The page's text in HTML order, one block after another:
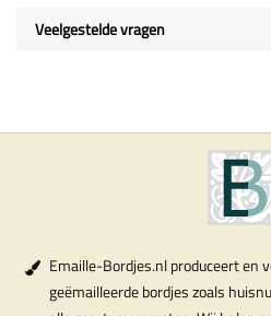
Veelgestelde vragen
Emaille-Bordjes.nl produceert en
geëmailleerde bordjes zoals